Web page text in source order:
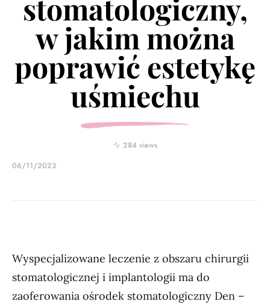
stomatologiczny,
w jakim można
poprawić estetykę
uśmiechu
284 views
06/11/2023
Wyspecjalizowane leczenie z obszaru chirurgii
stomatologicznej i implantologii ma do
zaoferowania ośrodek stomatologiczny Den –